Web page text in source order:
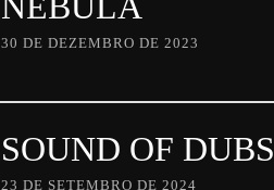
30 DE DEZEMBRO DE 2023
SOUND OF
23 DE SETEMBRO DE 2024